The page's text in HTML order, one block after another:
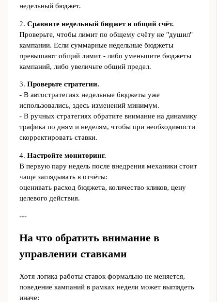
недельный бюджет.
2. Сравните недельный бюджет и общий счёт.
Проверьте, чтобы лимит по общему счёту не "душил"
кампании. Если суммарные недельные бюджеты
превышают общий лимит - либо уменьшите бюджеты
кампаний, либо увеличьте общий предел.
3. Проверьте стратегии.
- В автостратегиях недельные бюджеты уже
использовались, здесь изменений минимум.
- В ручных стратегиях обратите внимание на динамику
трафика по дням и неделям, чтобы при необходимости
скорректировать ставки.
4. Настройте мониторинг.
В первую пару недель после внедрения механики стоит
чаще заглядывать в отчёты:
оценивать расход бюджета, количество кликов, цену
целевого действия.
---
На что обратить внимание в
управлении ставками
Хотя логика работы ставок формально не меняется,
поведение кампаний в рамках недели может выглядеть
иначе: